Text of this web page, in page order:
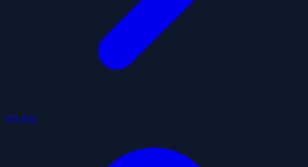
TR EN